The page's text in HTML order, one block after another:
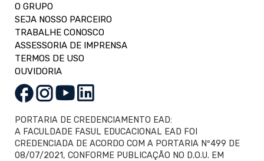
O GRUPO
SEJA NOSSO PARCEIRO
TRABALHE CONOSCO
ASSESSORIA DE IMPRENSA
TERMOS DE USO
OUVIDORIA
PORTARIA DE CREDENCIAMENTO EAD:
A FACULDADE FASUL EDUCACIONAL EAD FOI
CREDENCIADA DE ACORDO COM A PORTARIA Nº499 DE
08/07/2021, CONFORME PUBLICAÇÃO NO D.O.U. EM